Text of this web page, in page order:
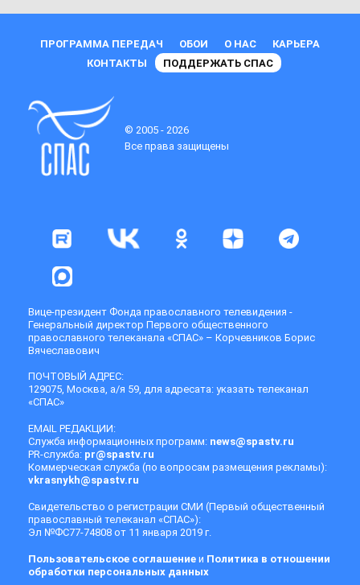
ПРОГРАММА ПЕРЕДАЧ ОБОИ О НАС
КАРЬЕРА
КОНТАКТЫ
ПОДДЕРЖАТЬ СПАС
© 2005 - 2026
Все права защищены
Вице-президент Фонда православного телевидения -
Генеральный директор Первого общественного
православного телеканала «СПАС» – Корчевников Борис
Вячеславович
ПОЧТОВЫЙ АДРЕС:
129075, Москва, а/я 59, для адресата: указать телеканал
«СПАС»
EMAIL РЕДАКЦИИ:
Служба информационных программ: news@spastv.ru
PR-служба: pr@spastv.ru
Коммерческая служба (по вопросам размещения рекламы):
vkrasnykh@spastv.ru
Свидетельство о регистрации СМИ (Первый общественный
православный телеканал «СПАС»):
Эл №ФС77-74808 от 11 января 2019 г.
Пользовательское соглашение и Политика в отношении
обработки персональных данных